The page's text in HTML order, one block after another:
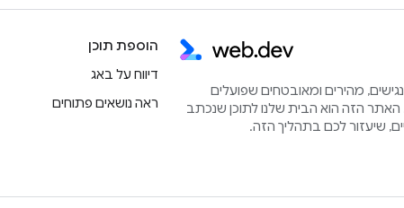
מהירים ומאובטחים שפועלים
הזה הוא הבית שלנו לתוכן שנכתב
הוספת תוכן
דיווח על באג
ראה נושאים פתוחים